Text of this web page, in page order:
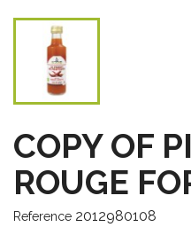
COPY OF
ROUGE
Reference 2012980108